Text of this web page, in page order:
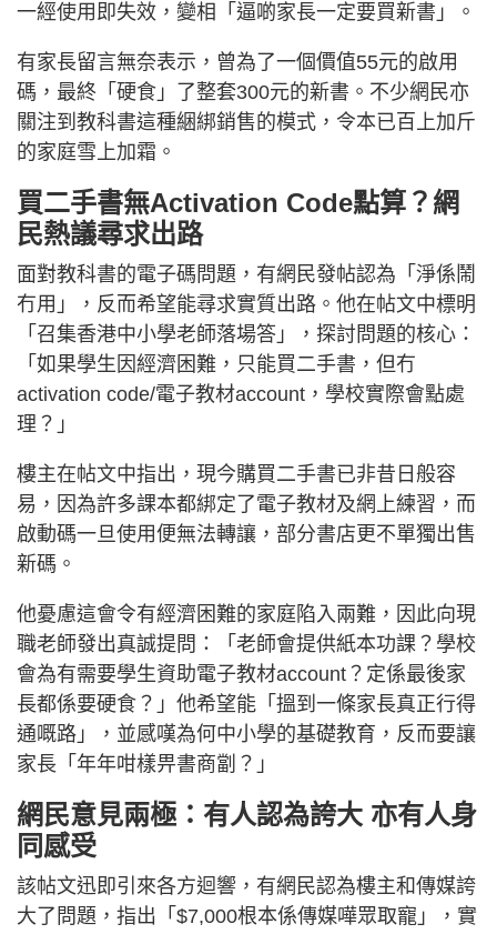
一經使用即失效，變相「逼啲家長一定要買新書」。
有家長留言無奈表示，曾為了一個價值55元的啟用
碼，最終「硬食」了整套300元的新書。不少網民亦
關注到教科書這種綑綁銷售的模式，令本已百上加斤
的家庭雪上加霜。
買二手書無Activation Code點算？網
民熱議尋求出路
面對教科書的電子碼問題，有網民發帖認為「淨係鬧
冇用」，反而希望能尋求實質出路。他在帖文中標明
「召集香港中小學老師落場答」，探討問題的核心：
「如果學生因經濟困難，只能買二手書，但冇
activation code/電子教材account，學校實際會點處
理？」
樓主在帖文中指出，現今購買二手書已非昔日般容
易，因為許多課本都綁定了電子教材及網上練習，而
啟動碼一旦使用便無法轉讓，部分書店更不單獨出售
新碼。
他憂慮這會令有經濟困難的家庭陷入兩難，因此向現
職老師發出真誠提問：「老師會提供紙本功課？學校
會為有需要學生資助電子教材account？定係最後家
長都係要硬食？」他希望能「搵到一條家長真正行得
通嘅路」，並感嘆為何中小學的基礎教育，反而要讓
家長「年年咁樣畀書商劏？」
網民意見兩極：有人認為誇大 亦有人身
同感受
該帖文迅即引來各方迴響，有網民認為樓主和傳媒誇
大了問題，指出「$7,000根本係傳媒嘩眾取寵」，實